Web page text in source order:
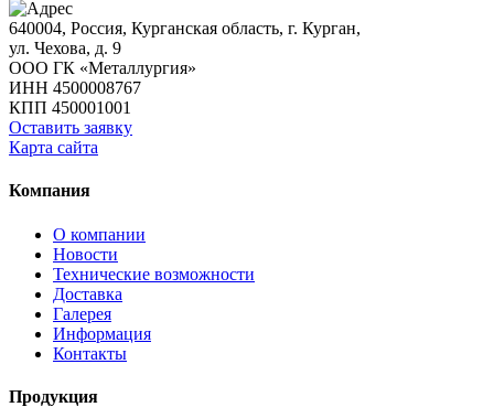
640004, Россия, Курганская область, г. Курган,
ул. Чехова, д. 9
ООО ГК «Металлургия»
ИНН 4500008767
КПП 450001001
Оставить заявку
Карта сайта
Компания
О компании
Новости
Технические возможности
Доставка
Галерея
Информация
Контакты
Продукция